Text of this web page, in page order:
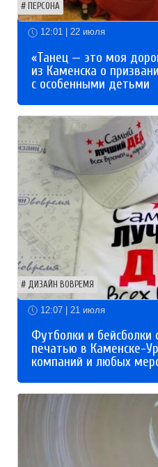
ПЕРСОНА
12:01 | 22 июля
«Танец — это моя
из Каменска о
с особенными детьми
ДИЗАЙН ВОВРЕМЯ
12:07 | 21 июля
Футболки и бейсболки
печатью в Каменске-
компаний и любых